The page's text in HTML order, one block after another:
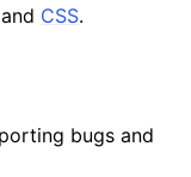
and CSS.
bugs and